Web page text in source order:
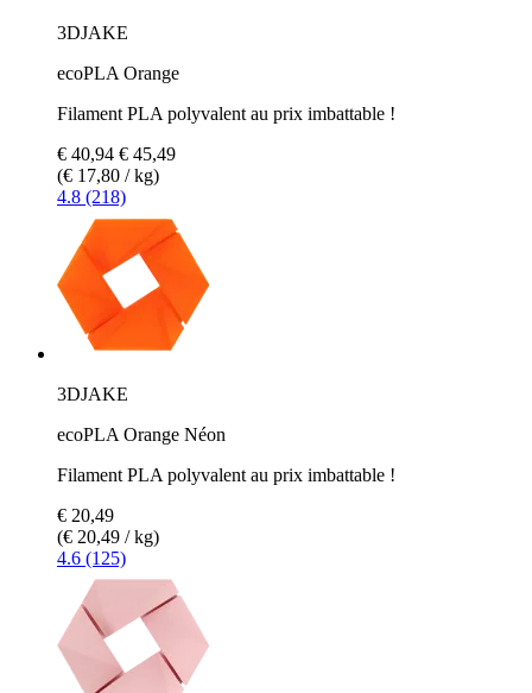
3DJAKE
ecoPLA Orange
Filament PLA polyvalent au prix imbattable !
€ 40,94 € 45,49
(€ 17,80 / kg)
4.8 (218)
3DJAKE
ecoPLA Orange Néon
Filament PLA polyvalent au prix imbattable !
€ 20,49
(€ 20,49 / kg)
4.6 (125)